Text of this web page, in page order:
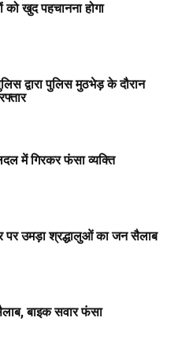
खुद पहचानना होगा
द्वारा पुलिस मुठभेड़ के दौरान
में गिरकर फंसा व्यक्ति
पर उमड़ा श्रद्धालुओं का जन सैलाब
बाइक सवार फंसा